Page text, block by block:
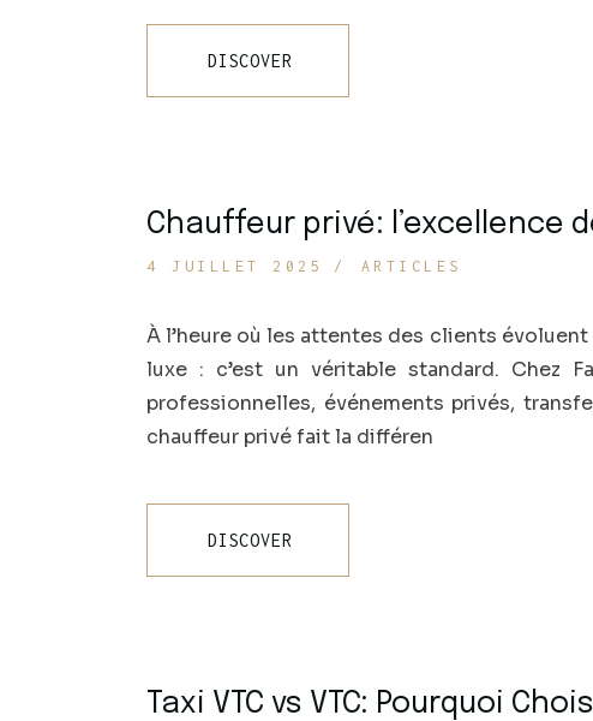
DISCOVER
Chauffeur privé: l’excellence
4 JUILLET 2025 ARTICLES
À l’heure où les attentes des clients
luxe : c’est un véritable standard. Chez
professionnelles, événements privés,
chauffeur privé fait la différen
DISCOVER
Taxi VTC vs VTC: Pourquoi